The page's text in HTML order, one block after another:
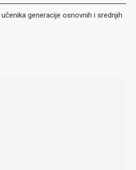
generacije osnovnih i srednjih